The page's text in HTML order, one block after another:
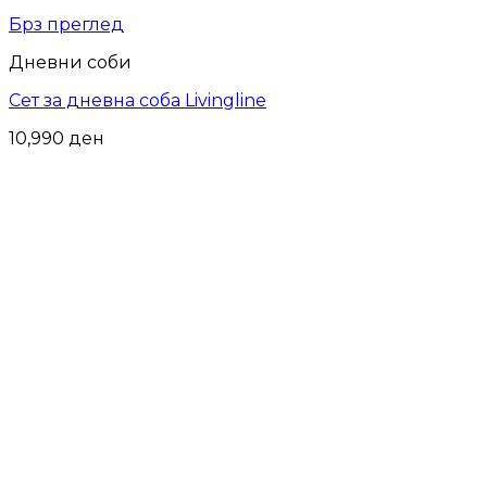
Брз преглед
Дневни соби
Сет за дневна соба Livingline
10,990 ден